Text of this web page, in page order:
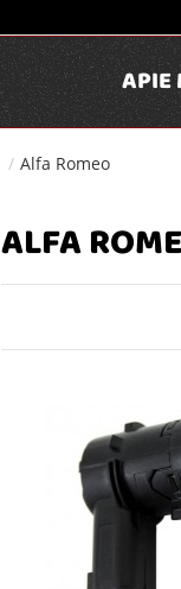
APIE
Alfa Romeo
ALFA